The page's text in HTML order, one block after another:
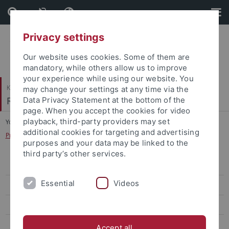
Skip
to
content
Skip
to
footer
Katholisch-Theologische Fakultät
Religionspädagogik
You are here: Startseite
...
Prof. Dr. theol Albert Biesinger (Emeritus)
Sekretariat
Privacy settings
Our website uses cookies. Some of them are
mandatory, while others allow us to improve
your experience while using our website. You
may change your settings at any time via the
Data Privacy Statement at the bottom of the
page. When you accept the cookies for video
playback, third-party providers may set
additional cookies for targeting and advertising
purposes and your data may be linked to the
third party’s other services.
Essential Videos